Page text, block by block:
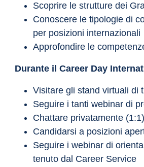
Scoprire le strutture dei
Conoscere le tipologie di
per posizioni internazionali
Approfondire le
Durante il Career Day
Visitare gli stand virtuali di
Seguire i tanti webinar di
Chattare privatamente
Candidarsi a posizioni
Seguire i webinar di
tenuto dal Career Service